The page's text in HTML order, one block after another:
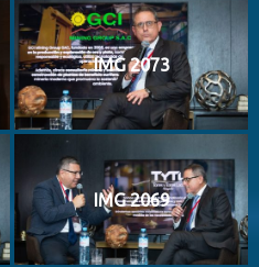
IMG 2073
IMG 2069